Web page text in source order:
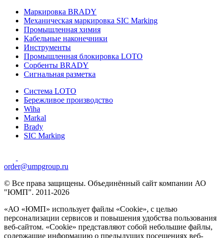
Маркировка BRADY
Механическая маркировка SIC Marking
Промышленная химия
Кабельные наконечники
Инструменты
Промышленная блокировка LOTO
Сорбенты BRADY
Сигнальная разметка
Система LOTO
Бережливое производство
Wiha
Markal
Brady
SIC Marking
order@umpgroup.ru
© Все права защищены. Объединённый сайт компании АО
"ЮМП". 2011-2026
«АО «ЮМП» использует файлы «Сookie», с целью
персонализации сервисов и повышения удобства пользования
веб-сайтом. «Cookie» представляют собой небольшие файлы,
содержащие информацию о предыдущих посещениях веб-